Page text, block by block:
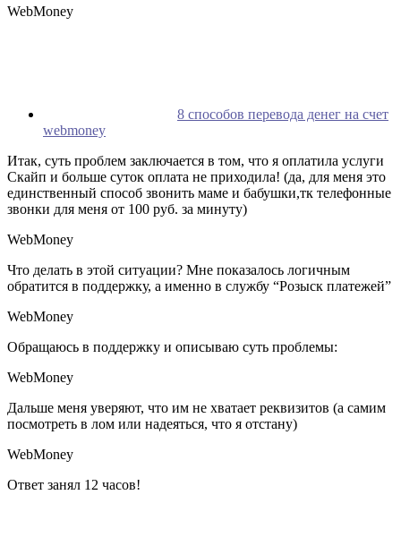
WebMoney
8 способов перевода денег на счет
webmoney
Итак, суть проблем заключается в том, что я оплатила услуги
Скайп и больше суток оплата не приходила! (да, для меня это
единственный способ звонить маме и бабушки,тк телефонные
звонки для меня от 100 руб. за минуту)
WebMoney
Что делать в этой ситуации? Мне показалось логичным
обратится в поддержку, а именно в службу “Розыск платежей”
WebMoney
Обращаюсь в поддержку и описываю суть проблемы:
WebMoney
Дальше меня уверяют, что им не хватает реквизитов (а самим
посмотреть в лом или надеяться, что я отстану)
WebMoney
Ответ занял 12 часов!